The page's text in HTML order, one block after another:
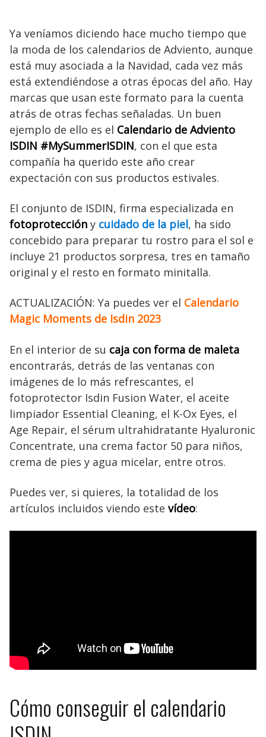
Ya veníamos diciendo hace mucho tiempo que
la moda de los calendarios de Adviento, aunque
está muy asociada a la Navidad, cada vez más
está extendiéndose a otras épocas del año. Hay
marcas que usan este formato para la cuenta
atrás de otras fechas señaladas. Un buen
ejemplo de ello es el Calendario de Adviento
ISDIN #MySummerISDIN, con el que esta
compañía ha querido este año crear
expectación con sus productos estivales.
El conjunto de ISDIN, firma especializada en
fotoprotección y cuidado de la piel, ha sido
concebido para preparar tu rostro para el sol e
incluye 21 productos sorpresa, tres en tamaño
original y el resto en formato minitalla.
ACTUALIZACIÓN: Ya puedes ver el Calendario
Magic Moments de Isdin 2023
En el interior de su caja con forma de maleta
encontrarás, detrás de las ventanas con
imágenes de lo más refrescantes, el
fotoprotector Isdin Fusion Water, el aceite
limpiador Essential Cleaning, el K-Ox Eyes, el
Age Repair, el sérum ultrahidratante Hyaluronic
Concentrate, una crema factor 50 para niños,
crema de pies y agua micelar, entre otros.
Puedes ver, si quieres, la totalidad de los
artículos incluidos viendo este vídeo:
Cómo conseguir el calendario